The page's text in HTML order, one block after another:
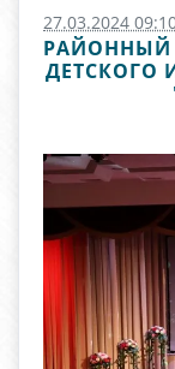
27.03.2024
ДЕТСКОГО